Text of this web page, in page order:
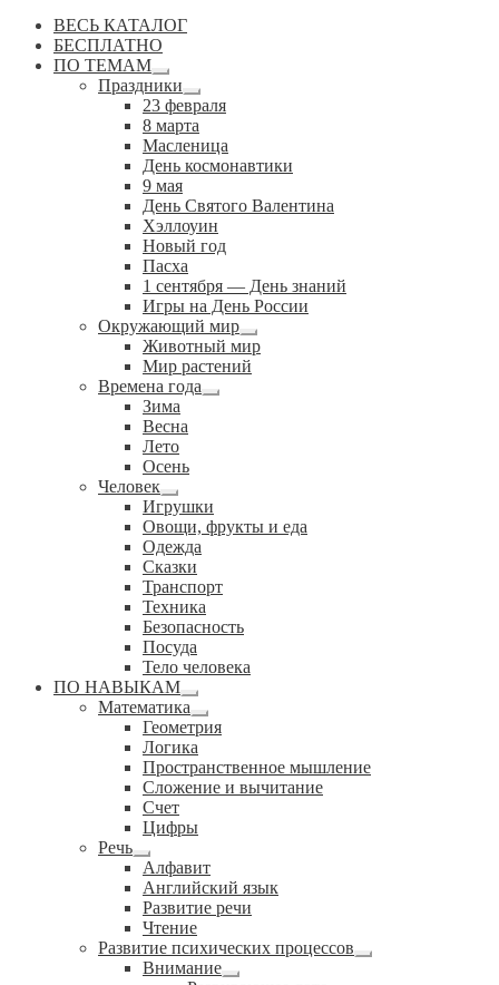
ВЕСЬ КАТАЛОГ
БЕСПЛАТНО
ПО ТЕМАМ
Развернутое
вложенное
меню
Праздники
Развернутое
вложенное
меню
23 февраля
8 марта
Масленица
День космонавтики
9 мая
День Святого Валентина
Хэллоуин
Новый год
Пасха
1 сентября — День знаний
Игры на День России
Окружающий мир
Развернутое
вложенное
меню
Животный мир
Мир растений
Времена года
Развернутое
Зима
Весна
Лето
Осень
Человек
Развернутое
вложенное
меню
Игрушки
Овощи, фрукты и еда
Одежда
Сказки
Транспорт
Техника
Безопасность
Посуда
Тело человека
ПО НАВЫКАМ
Развернутое
вложенное
меню
Математика
Развернутое
вложенное
Геометрия
Логика
Пространственное мышление
Сложение и вычитание
Счет
Цифры
Речь
Развернутое
вложенное
меню
Алфавит
Английский язык
Развитие речи
Чтение
Развитие психических процессов
Развернутое
Внимание
Развернутое